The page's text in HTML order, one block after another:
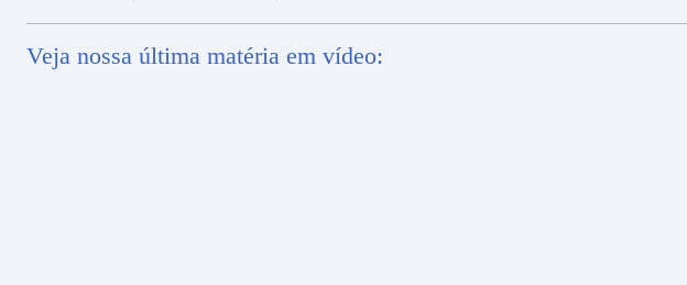
Veja nossa última matéria em vídeo: